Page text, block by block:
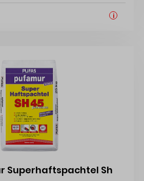
i
Superhaftspachtel Sh